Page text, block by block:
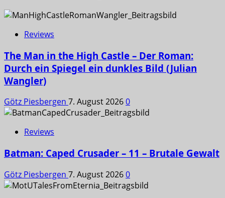
Reviews
The Man in the High Castle – Der Roman:
Durch ein Spiegel ein dunkles Bild (Julian
Wangler)
Götz Piesbergen 7. August 20260
Reviews
Batman: Caped Crusader – 11 – Brutale Gewalt
Götz Piesbergen 7. August 20260